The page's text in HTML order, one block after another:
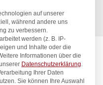
1/2″ ÜM
auf unserer
während andere uns
zu verbessern.
werden (z. B. IP-
und Inhalte oder die
Informationen über die
Datenschutzerklärung.
Ihrer Daten
Sie können Ihre Auswahl